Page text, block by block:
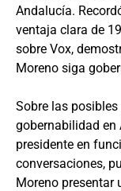
Andalucía.
ventaja clara de
sobre Vox,
Moreno siga
Sobre las
gobernabilidad en
presidente en
conversaciones,
Moreno presentar